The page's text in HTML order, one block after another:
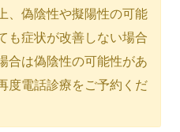
、偽陰性や擬陽性の可能
も症状が改善しない場合
合は偽陰性の可能性があ
度電話診療をご予約くだ